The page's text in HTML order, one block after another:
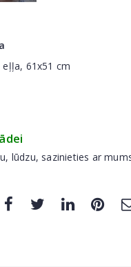
eļļa, 61x51 cm
lūdzu, sazinieties ar